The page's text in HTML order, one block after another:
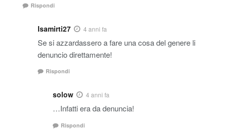
Rispondi
Isamirti27 4 anni fa
Se si azzardassero a fare una cosa del genere li
denuncio direttamente!
Rispondi
solow 4 anni fa
…Infatti era da denuncia!
Rispondi